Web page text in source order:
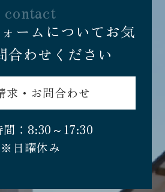
contact
ームについてお気
合わせください
求・お問合わせ
間：8:30～17:30
※日曜休み